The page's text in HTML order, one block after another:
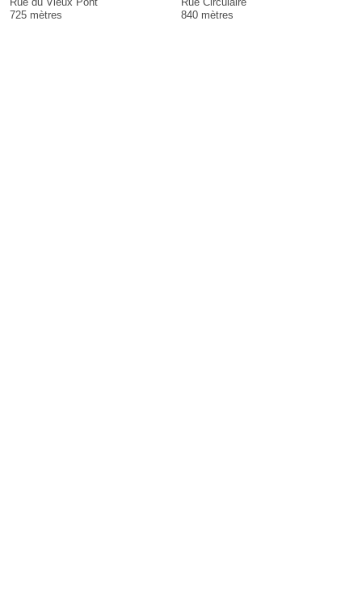
725 mètres
840 mètres